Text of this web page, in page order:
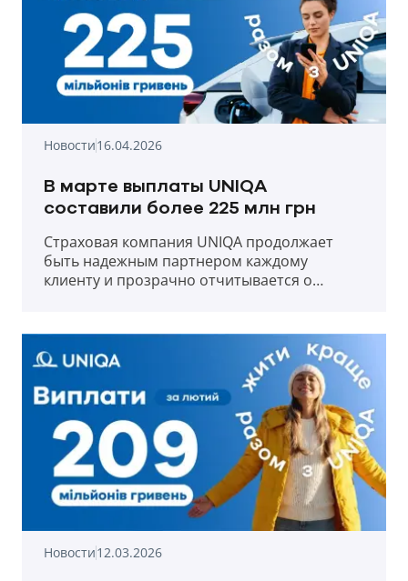
Новости16.04.2026
В марте выплаты UNIQA
составили более 225 млн грн
Страховая компания UNIQA продолжает
быть надежным партнером каждому
клиенту и прозрачно отчитывается о
Новости12.03.2026